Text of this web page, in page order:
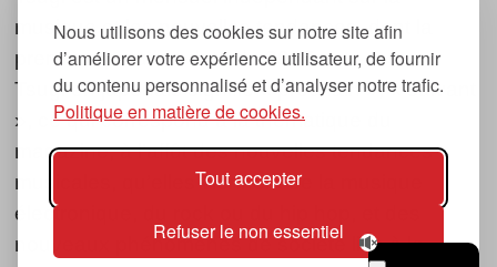
Nous utilisons des cookies sur notre site afin
d’améliorer votre expérience utilisateur, de fournir
du contenu personnalisé et d’analyser notre trafic.
Politique en matière de cookies.
Tout accepter
Refuser le non essentiel
musique et les nouvelles tendances, dont la
première parution date de 2007.
Tsugi en japonais signifie « prochain », « suivant
», ce qui correspond à la thématique du
magazine, à l’affût des nouvelles tendances
musicales, qu’elles viennent de la musique
électronique, du rock ou du hip hop, et des
nouveaux phénomènes de société liés à la